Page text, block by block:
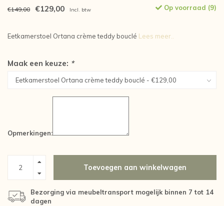
€149,00 €129,00 Incl. btw Op voorraad (9)
Eetkamerstoel Ortana crème teddy bouclé Lees meer..
Maak een keuze: *
Opmerkingen:
Toevoegen aan winkelwagen
Bezorging via meubeltransport mogelijk binnen 7 tot 14
dagen